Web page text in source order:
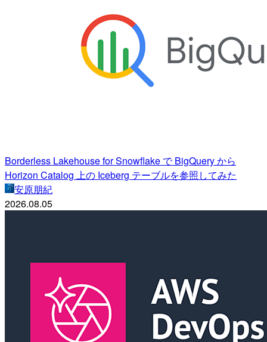
Borderless Lakehouse for Snowflake で BigQuery から
Horizon Catalog 上の Iceberg テーブルを参照してみた
安原朋紀
2026.08.05